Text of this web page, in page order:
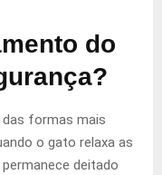
do
formas mais
o gato relaxa as
deitado